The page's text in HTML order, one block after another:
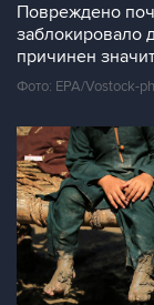
Повреждено
заблокировало
причинен
Фото: EPA/Vostock-